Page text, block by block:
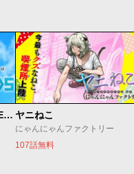
魔法少女リリカルなのは EXCEEDS ヤニねこ
にゃんにゃんファクトリー
107話無料